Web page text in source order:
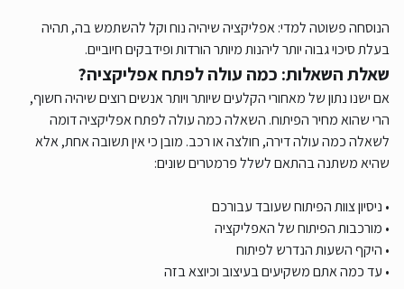
הנוסחה פשוטה למדי: אפליקציה שיהיה נוח וקל להשתמש בה, תהיה
בעלת סיכוי גבוה יותר ליהנות מיותר הורדות ופידבקים חיוביים.
שאלת השאלות: כמה עולה לפתח אפליקציה?
אם ישנו נתון של מאחורי הקלעים שיותר ויותר אנשים רוצים שיהיה חשוף,
הרי שהוא מחיר הפיתוח. השאלה כמה עולה לפתח אפליקציה דומה
לשאלה כמה עולה דירה, חולצה או רכב. מובן כי אין תשובה אחת, אלא
שהיא משתנה בהתאם לשלל פרמטרים שונים:
• ניסיון צוות הפיתוח שעובד עבורכם
• מורכבות הפיתוח של האפליקציה
• היקף השעות הנדרש לפיתוח
• עד כמה אתם משקיעים בעיצוב וכיוצא בזה